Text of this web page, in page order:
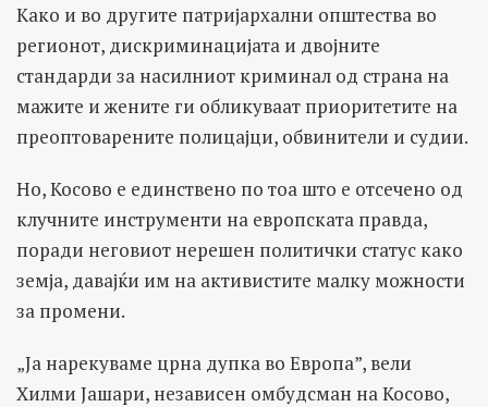
Како и во другите патријархални општества во
регионот, дискриминацијата и двојните
стандарди за насилниот криминал од страна на
мажите и жените ги обликуваат приоритетите на
преоптоварените полицајци, обвинители и судии.
Но, Косово е единствено по тоа што е отсечено од
клучните инструменти на европската правда,
поради неговиот нерешен политички статус како
земја, давајќи им на активистите малку можности
за промени.
„Ја нарекуваме црна дупка во Европа”, вели
Хилми Јашари, независен омбудсман на Косово,